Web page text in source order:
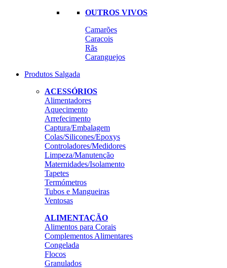
OUTROS VIVOS
Camarões
Caracois
Rãs
Caranguejos
Produtos Salgada
ACESSÓRIOS
Alimentadores
Aquecimento
Arrefecimento
Captura/Embalagem
Colas/Silicones/Epoxys
Controladores/Medidores
Limpeza/Manutenção
Maternidades/Isolamento
Tapetes
Termómetros
Tubos e Mangueiras
Ventosas
ALIMENTAÇÃO
Alimentos para Corais
Complementos Alimentares
Congelada
Flocos
Granulados